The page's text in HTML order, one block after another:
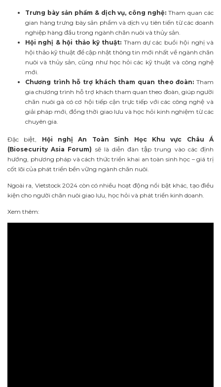
Trưng bày sản phẩm & dịch vụ, công nghệ: Tham quan các
gian hàng trưng bày sản phẩm và dịch vụ tiên tiến từ các doanh
nghiệp hàng đầu trong ngành chăn nuôi và thủy sản.
Hội nghị & hội thảo kỹ thuật: Tham dự các buổi hội nghị và
hội thảo kỹ thuật để cập nhật thông tin mới nhất về ngành chăn
nuôi và thủy sản, cũng như học hỏi các kỹ thuật và công nghệ
mới.
Chương trình hỗ trợ khách tham quan theo đoàn: Tham
gia chương trình hỗ trợ khách tham quan theo đoàn, giúp người
chăn nuôi gà có cơ hội tiếp cận trực tiếp với các công nghệ và
giải pháp mới, đồng thời giao lưu và học hỏi kinh nghiệm từ các
chuyên gia.
Đặc biệt, Hội nghị An Toàn Sinh Học Khu vực Châu Á
(Biosecurity Asia Forum) sẽ là diễn đàn tập trung vào các định
hướng, phương pháp và cách thức triển khai an toàn sinh học – giá trị
cốt lõi của phát triển bền vững ngành chăn nuôi.
Ngoài ra, Vietstock 2024 còn có nhiều hoạt động nổi bật khác, tạo điều
kiện cho người chăn nuôi giao lưu, học hỏi và phát triển kinh doanh.
Xem thêm: